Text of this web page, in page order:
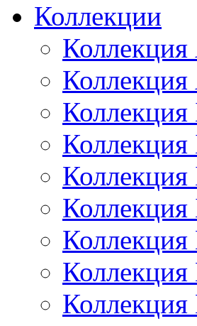
Коллекции
Коллекция
Коллекция
Коллекция
Коллекция
Коллекция